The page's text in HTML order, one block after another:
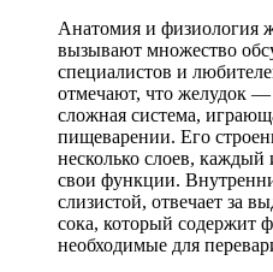
Анатомия и физиология
вызывают множество
специалистов и
отмечают, что желудок —
сложная система,
пищеварении. Его
несколько слоев,
свои функции.
слизистой, отвечает за
сока, который содержит
необходимые для